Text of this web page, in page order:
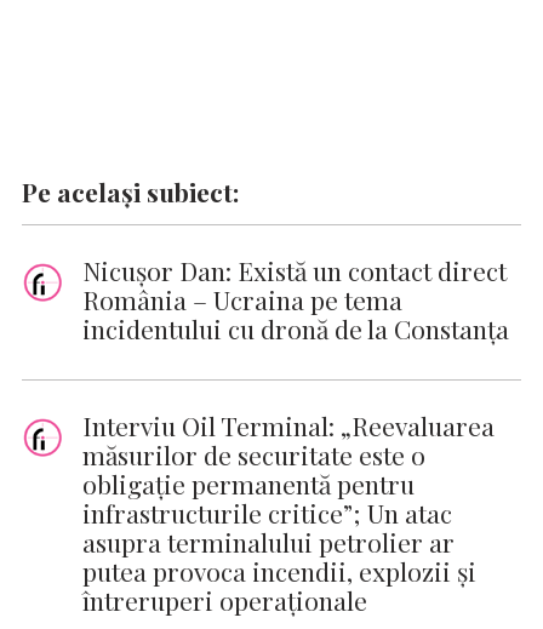
Pe același subiect:
Nicuşor Dan: Există un contact direct
România – Ucraina pe tema
incidentului cu dronă de la Constanţa
Interviu Oil Terminal: „Reevaluarea
măsurilor de securitate este o
obligație permanentă pentru
infrastructurile critice”; Un atac
asupra terminalului petrolier ar
putea provoca incendii, explozii și
întreruperi operaționale